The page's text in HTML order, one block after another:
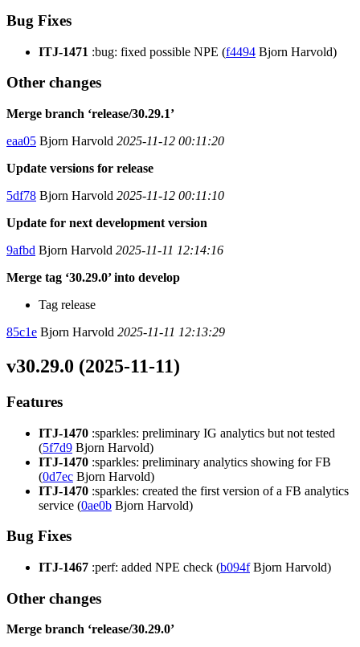
Bug Fixes
ITJ-1471 :bug: fixed possible NPE (f4494 Bjorn Harvold)
Other changes
Merge branch ‘release/30.29.1’
eaa05 Bjorn Harvold 2025-11-12 00:11:20
Update versions for release
5df78 Bjorn Harvold 2025-11-12 00:11:10
Update for next development version
9afbd Bjorn Harvold 2025-11-11 12:14:16
Merge tag ‘30.29.0’ into develop
Tag release
85c1e Bjorn Harvold 2025-11-11 12:13:29
v30.29.0 (2025-11-11)
Features
ITJ-1470 :sparkles: preliminary IG analytics but not tested
(5f7d9 Bjorn Harvold)
ITJ-1470 :sparkles: preliminary analytics showing for FB
(0d7ec Bjorn Harvold)
ITJ-1470 :sparkles: created the first version of a FB analytics
service (0ae0b Bjorn Harvold)
Bug Fixes
ITJ-1467 :perf: added NPE check (b094fBjorn Harvold)
Other changes
Merge branch ‘release/30.29.0’